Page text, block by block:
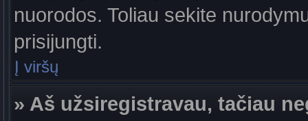
nuorodos. Toliau sekite
prisijungti.
Į viršų
» Aš užsiregistravau, tačiau